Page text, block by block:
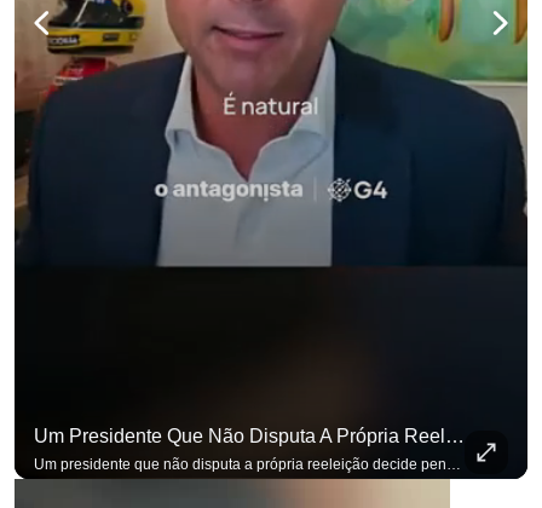
Um Presidente Que Não Disputa A Própria Reeleição Decide Pensando Em Quem Vem Depois.